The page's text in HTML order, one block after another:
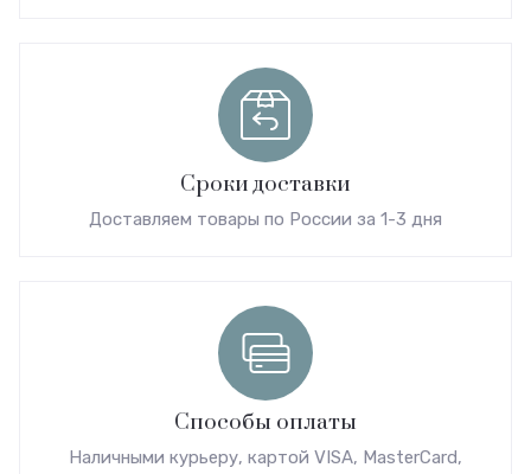
Сроки доставки
Доставляем товары по России за 1-3 дня
Способы оплаты
Наличными курьеру, картой VISA, MasterCard,